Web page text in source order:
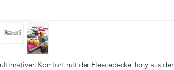
Komfort mit der Fleecedecke Tony aus der